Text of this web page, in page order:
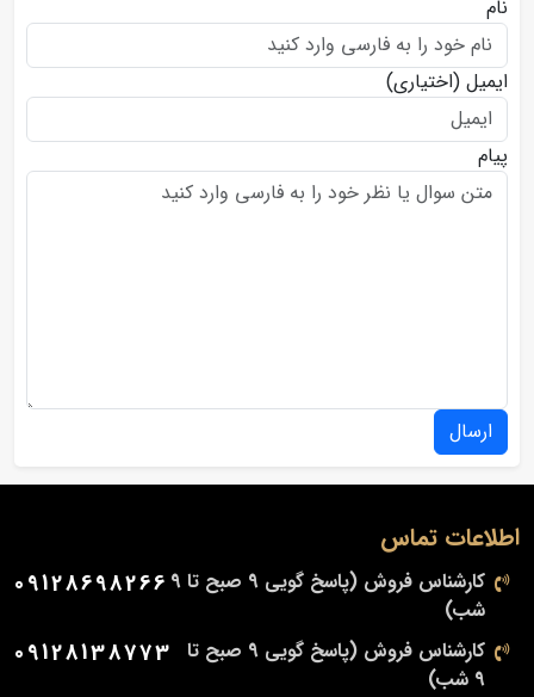
نام
ایمیل (اختیاری)
پیام
ارسال
اطلاعات تماس
کارشناس فروش (پاسخ گویی 9 صبح تا 9
شب)
09128698266
کارشناس فروش (پاسخ گویی 9 صبح تا
9 شب)
09128138773